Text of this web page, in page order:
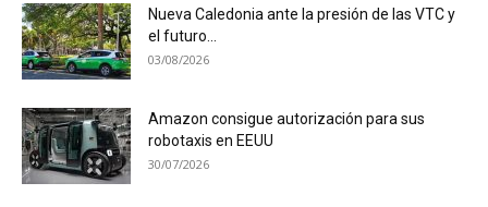
Nueva Caledonia ante la presión de las VTC y
el futuro...
03/08/2026
Amazon consigue autorización para sus
robotaxis en EEUU
30/07/2026